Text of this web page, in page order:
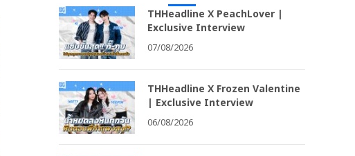
THHeadline X PeachLover |
Exclusive Interview
07/08/2026
THHeadline X Frozen Valentine
| Exclusive Interview
06/08/2026